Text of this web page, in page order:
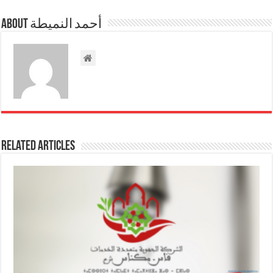
About أحمد النميطة
Related Articles